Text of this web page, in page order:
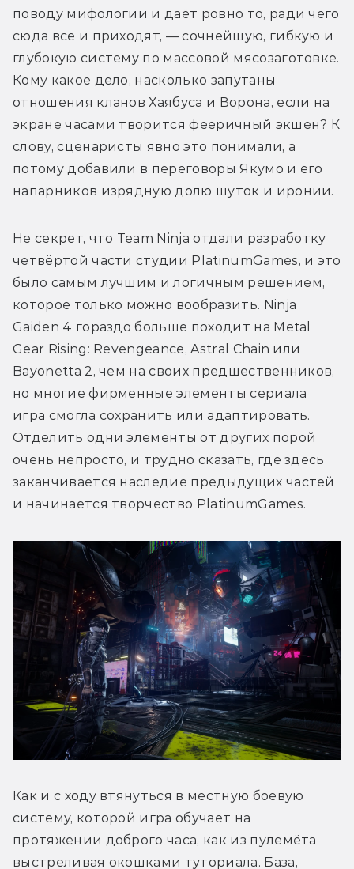
поводу мифологии и даёт ровно то, ради чего
сюда все и приходят, — сочнейшую, гибкую и
глубокую систему по массовой мясозаготовке.
Кому какое дело, насколько запутаны
отношения кланов Хаябуса и Ворона, если на
экране часами творится фееричный экшен? К
слову, сценаристы явно это понимали, а
потому добавили в переговоры Якумо и его
напарников изрядную долю шуток и иронии.
Не секрет, что Team Ninja отдали разработку
четвёртой части студии PlatinumGames, и это
было самым лучшим и логичным решением,
которое только можно вообразить. Ninja
Gaiden 4 гораздо больше походит на Metal
Gear Rising: Revengeance, Astral Chain или
Bayonetta 2, чем на своих предшественников,
но многие фирменные элементы сериала
игра смогла сохранить или адаптировать.
Отделить одни элементы от других порой
очень непросто, и трудно сказать, где здесь
заканчивается наследие предыдущих частей
и начинается творчество PlatinumGames.
Как и с ходу втянуться в местную боевую
систему, которой игра обучает на
протяжении доброго часа, как из пулемёта
выстреливая окошками туториала. База,